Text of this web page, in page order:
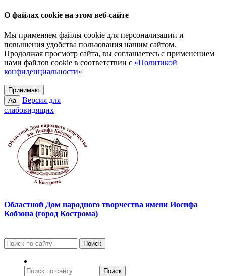
О файлах cookie на этом веб-сайте
Мы применяем файлы cookie для персонализации и
повышения удобства пользования нашим сайтом.
Продолжая просмотр сайта, вы соглашаетесь с применением
нами файлов cookie в соответствии с «Политикой
конфиденциальности»
Принимаю
Aa
Версия для
слабовидящих
Областной Дом народного творчества имени Иосифа
Кобзона (город Кострома)